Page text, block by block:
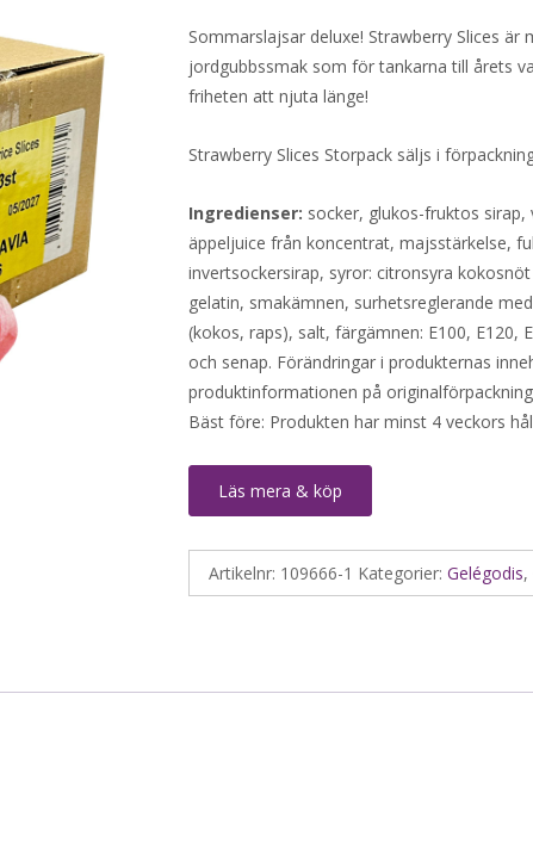
Sommarslajsar deluxe! Strawberry Slices är
jordgubbssmak som för tankarna till årets
friheten att njuta länge!
Strawberry Slices Storpack säljs i
Ingredienser: socker, glukos-fruktos
äppeljuice från koncentrat, majsstärkelse,
invertsockersirap, syror: citronsyra
gelatin, smakämnen, surhetsreglerande
(kokos, raps), salt, färgämnen: E100, E120,
och senap. Förändringar i produkternas
produktinformationen på
Bäst före: Produkten har minst 4 veckors
Läs mera & köp
Artikelnr: 109666-1 Kategorier: Gelégodis,